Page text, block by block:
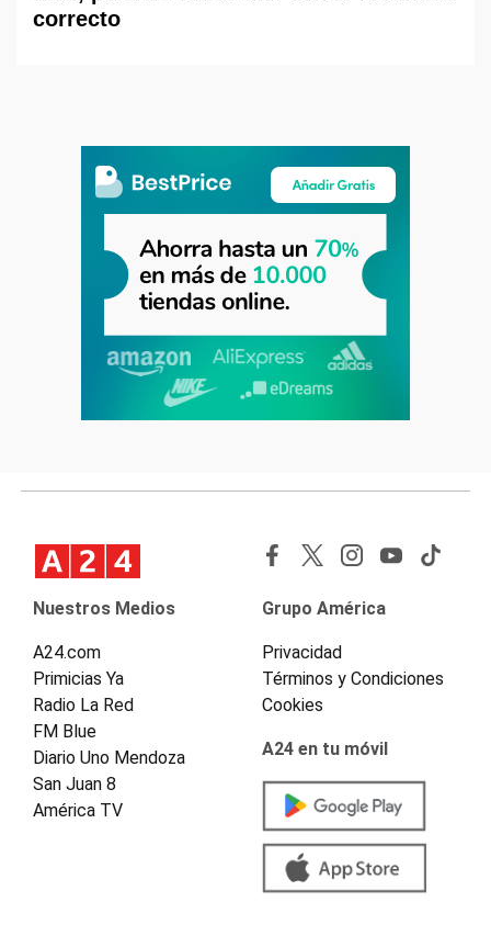
correcto
Nuestros Medios
A24.com
Primicias Ya
Radio La Red
FM Blue
Diario Uno Mendoza
San Juan 8
América TV
Grupo América
Privacidad
Términos y Condiciones
Cookies
A24 en tu móvil